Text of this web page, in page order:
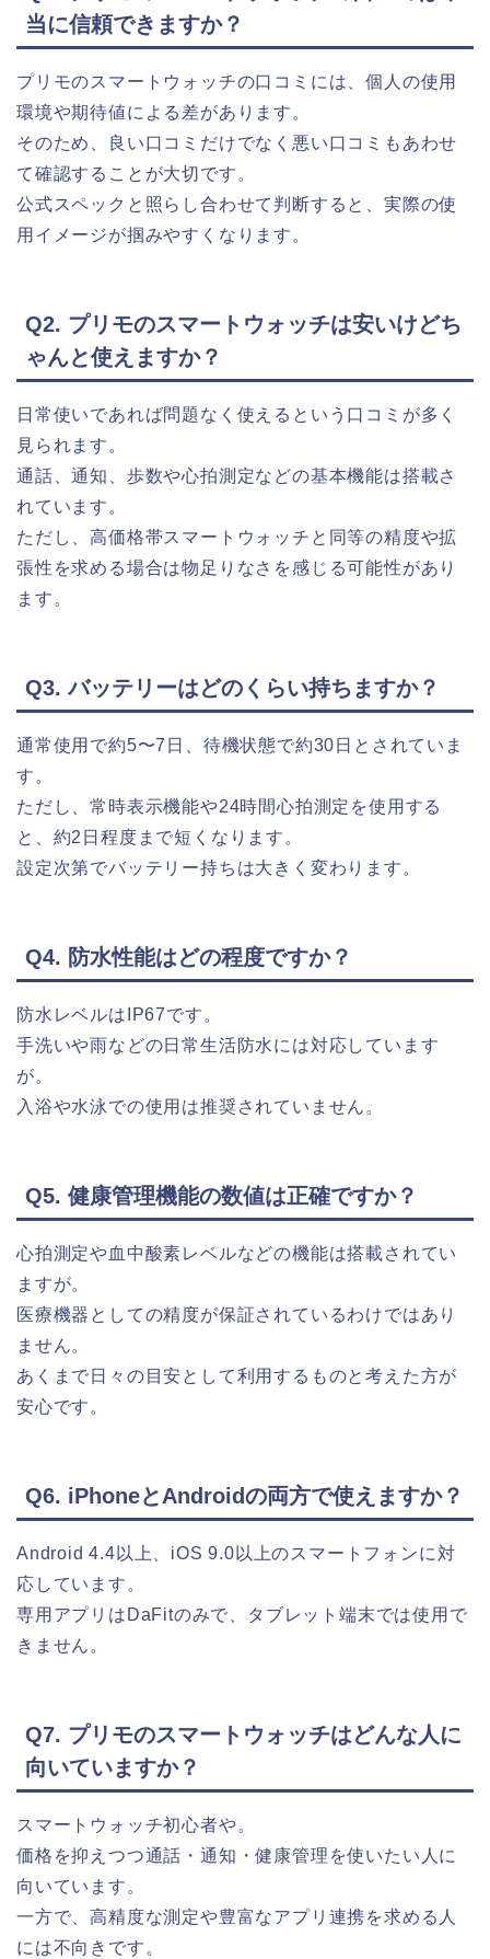
当に信頼できますか？
プリモのスマートウォッチの口コミには、個人の使用
環境や期待値による差があります。
そのため、良い口コミだけでなく悪い口コミもあわせ
て確認することが大切です。
公式スペックと照らし合わせて判断すると、実際の使
用イメージが掴みやすくなります。
Q2. プリモのスマートウォッチは安いけどち
ゃんと使えますか？
日常使いであれば問題なく使えるという口コミが多く
見られます。
通話、通知、歩数や心拍測定などの基本機能は搭載さ
れています。
ただし、高価格帯スマートウォッチと同等の精度や拡
張性を求める場合は物足りなさを感じる可能性があり
ます。
Q3. バッテリーはどのくらい持ちますか？
通常使用で約5〜7日、待機状態で約30日とされていま
す。
ただし、常時表示機能や24時間心拍測定を使用する
と、約2日程度まで短くなります。
設定次第でバッテリー持ちは大きく変わります。
Q4. 防水性能はどの程度ですか？
防水レベルはIP67です。
手洗いや雨などの日常生活防水には対応しています
が。
入浴や水泳での使用は推奨されていません。
Q5. 健康管理機能の数値は正確ですか？
心拍測定や血中酸素レベルなどの機能は搭載されてい
ますが。
医療機器としての精度が保証されているわけではあり
ません。
あくまで日々の目安として利用するものと考えた方が
安心です。
Q6. iPhoneとAndroidの両方で使えますか？
Android 4.4以上、iOS 9.0以上のスマートフォンに対
応しています。
専用アプリはDaFitのみで、タブレット端末では使用で
きません。
Q7. プリモのスマートウォッチはどんな人に
向いていますか？
スマートウォッチ初心者や。
価格を抑えつつ通話・通知・健康管理を使いたい人に
向いています。
一方で、高精度な測定や豊富なアプリ連携を求める人
には不向きです。